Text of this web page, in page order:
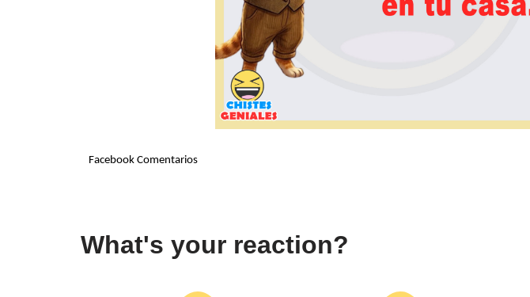
Facebook Comentarios
What's your reaction?